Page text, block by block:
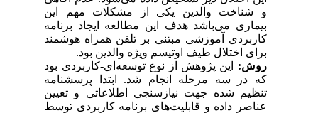
و شناخت والدین یکی از مشکلات مهم این
بیماری می‌باشد هدف این مطالعه ایجاد برنامه
کاربردی آموزشی مبتنی بر تلفن همراه هوشمند
برای اختلال طیف اوتیسم ویژه والدین بود.
روش: این پژوهش از نوع توسعه‌ای-کاربردی بود
که در سه مرحله انجام شد. ابتدا پرسشنامه
تنظیم شده جهت نیازسنجی اطلاعاتی و تعیین
عناصر داده و قابلیت‌های برنامه کاربردی توسط